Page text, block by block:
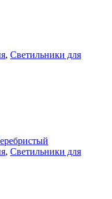
, Светильники для
, Светильники для